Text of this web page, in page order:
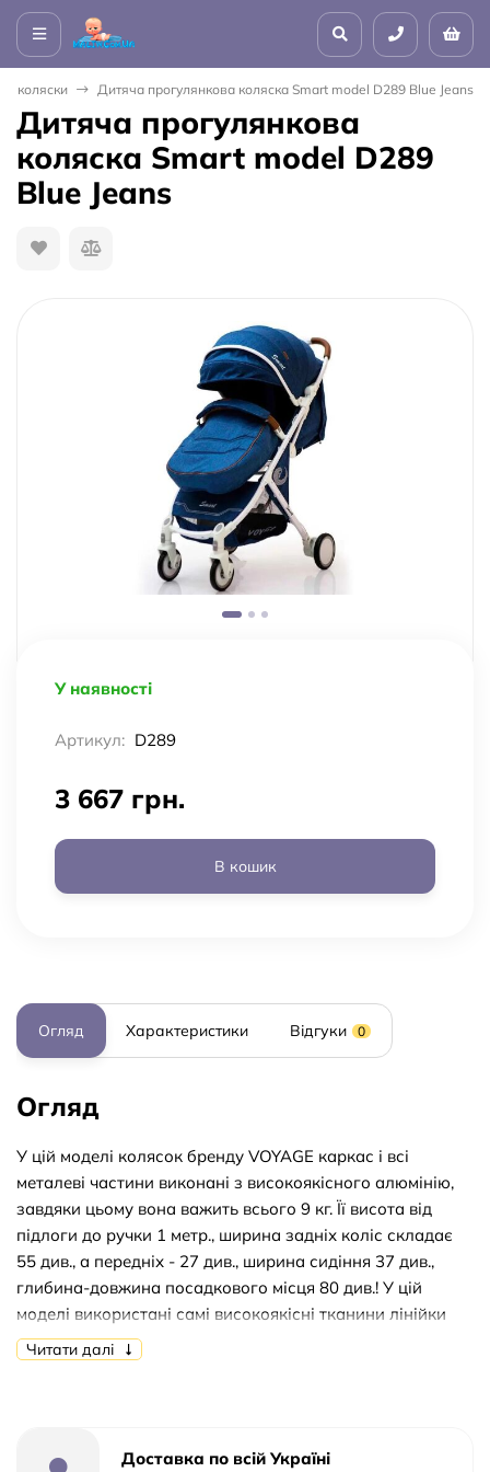
коляски Дитяча прогулянкова коляска Smart model D289 Blue Jeans
Дитяча прогулянкова
коляска Smart model D289
Blue Jeans
У наявності
Артикул: D289
3 667 грн.
В кошик
Огляд Характеристики Відгуки 0
Огляд
У цій моделі колясок бренду VOYAGE каркас і всі
металеві частини виконані з високоякісного алюмінію,
завдяки цьому вона важить всього 9 кг. Її висота від
підлоги до ручки 1 метр., ширина задніх коліс складає
55 див., а передніх - 27 див., ширина сидіння 37 див.,
глибина-довжина посадкового місця 80 див.! У цій
моделі використані самі високоякісні тканини лінійки
Oxford , а 7-ми сегментна дах-батискаф опускається до
передньої ручки! Вас приємно здивує наявність
Читати далі
Доставка по всій Україні